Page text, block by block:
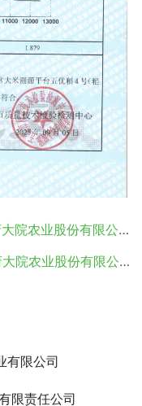
农业股份有限公司
农业股份有限公司
有限公司
限责任公司